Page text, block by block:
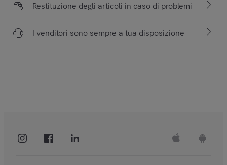
Restituzione degli articoli in caso di problemi
I venditori sono sempre a tua disposizione